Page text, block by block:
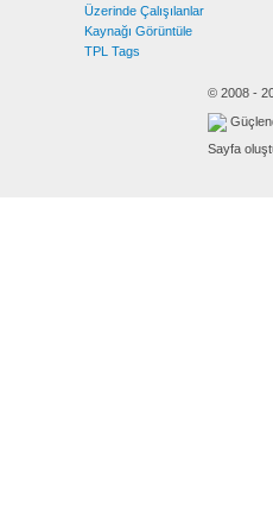
Üzerinde Çalışılanlar
Kaynağı Görüntüle
TPL Tags
© 2008 -
Sayfa